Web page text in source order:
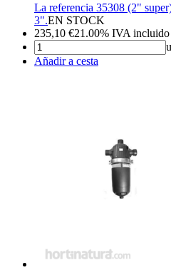
La referencia 35308 (2"
3".EN STOCK
235,10 €21.00% IVA incluido
Añadir a cesta